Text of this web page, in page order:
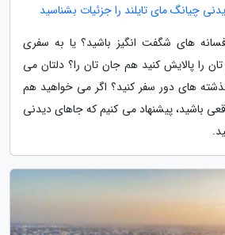
چیانگ مای تایلند را جزئیات بشناسید
های شگفت انگیز باشید؟ یا به سفری
را پالایش کنید هم جان تان را؟ دلتان می
های دور سفر کنید؟ اگر می خواهید هم
باشید، پیشنهاد می کنیم که جاهای دیدنی